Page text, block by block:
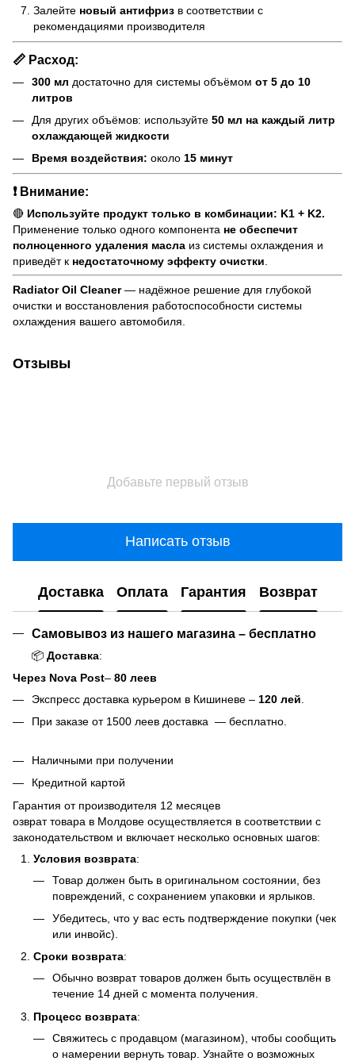
Залейте новый антифриз в соответствии с
рекомендациями производителя
📏 Расход:
300 мл достаточно для системы объёмом от 5 до 10
литров
Для других объёмов: используйте 50 мл на каждый литр
охлаждающей жидкости
Время воздействия: около 15 минут
❗ Внимание:
🔴 Используйте продукт только в комбинации: K1 + K2.
Применение только одного компонента не обеспечит
полноценного удаления масла из системы охлаждения и
приведёт к недостаточному эффекту очистки
Radiator Oil Cleaner— надёжное решение для глубокой
очистки и восстановления работоспособности системы
охлаждения вашего автомобиля.
Отзывы
Добавьте первый отзыв
Написать отзыв
Доставка Оплата Гарантия Возврат
Самовывоз из нашего магазина – бесплатно
📦 Доставка:
Через Nova Post– 80 леев
Экспресс доставка курьером в Кишиневе – 120 лей
При заказе от 1500 леев доставка — бесплатно.
Наличными при получении
Кредитной картой
Гарантия от производителя 12 месяцев
озврат товара в Молдове осуществляется в соответствии с
законодательством и включает несколько основных шагов:
Условия возврата:
Товар должен быть в оригинальном состоянии, без
повреждений, с сохранением упаковки и ярлыков.
Убедитесь, что у вас есть подтверждение покупки (чек
или инвойс).
Сроки возврата:
Обычно возврат товаров должен быть осуществлён в
течение 14 дней с момента получения.
Процесс возврата:
Свяжитесь с продавцом (магазином), чтобы сообщить
о намерении вернуть товар. Узнайте о возможных